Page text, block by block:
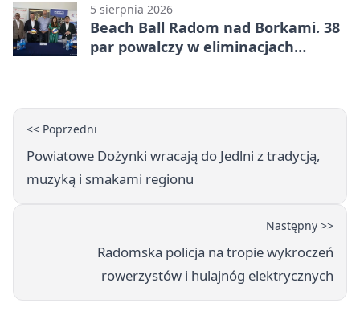
5 sierpnia 2026
Beach Ball Radom nad Borkami. 38
par powalczy w eliminacjach
<< Poprzedni
Powiatowe Dożynki wracają do Jedlni z tradycją,
muzyką i smakami regionu
Następny >>
Radomska policja na tropie wykroczeń
rowerzystów i hulajnóg elektrycznych